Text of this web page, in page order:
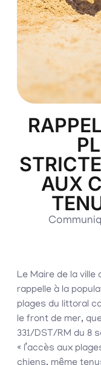
AUX
Le Maire de la ville
rappelle à la
plages du littoral
le front de mer,
331/DST/RM du 8
« l’accès aux